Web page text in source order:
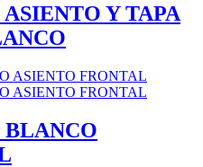
Y TAPA
BLANCO